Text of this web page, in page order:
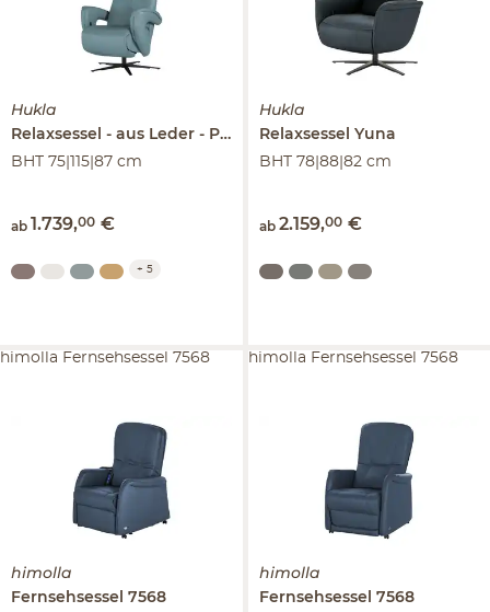
Hukla
Relaxsessel aus Leder
Pierre
BHT 75|115|87 cm
ab 1.739,00 €
+ 5
Hukla
Relaxsessel Yuna
BHT 78|88|82 cm
ab 2.159,00 €
himolla
Fernsehsessel 7568
himolla Fernsehsessel 7568
himolla
Fernsehsessel 7568
himolla Fernsehsessel 7568